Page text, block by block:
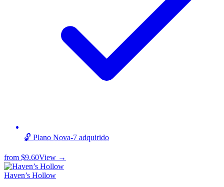
🔓 Plano Nova-7 adquirido
from $9.60View →
Haven’s Hollow